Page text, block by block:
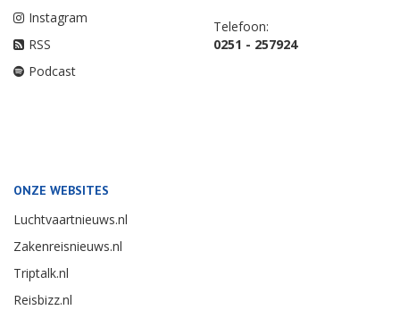
Instagram
RSS
Podcast
Telefoon:
0251 - 257924
ONZE WEBSITES
Luchtvaartnieuws.nl
Zakenreisnieuws.nl
Triptalk.nl
Reisbizz.nl